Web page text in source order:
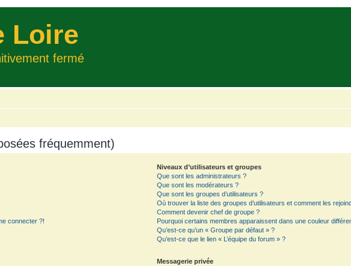
Loire
fermé
fréquemment)
connecter ?!
Niveaux d’utilisateurs et groupes
Que sont les administrateurs ?
Que sont les modérateurs ?
Que sont les groupes d’utilisateurs ?
Où trouver la liste des groupes d’utilisateurs et comment les
Comment devenir chef de groupe ?
Pourquoi certains membres apparaissent dans une couleur
Qu’est-ce qu’un « Groupe par défaut » ?
Qu’est-ce que le lien « L’équipe du forum » ?
Messagerie privée